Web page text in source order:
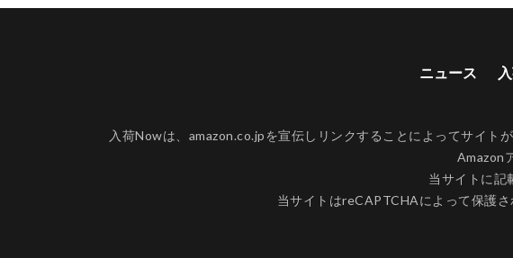
ニュース
入荷Nowは、amazon.co.jpを宣伝しリンクすることによってサイト
Amazon
当サイトに記
当サイトはreCAPTCHAによって保護